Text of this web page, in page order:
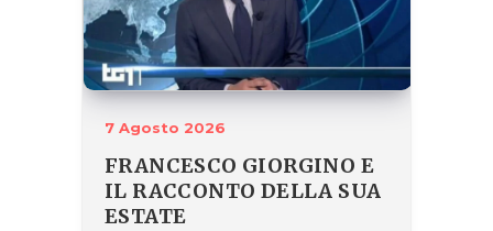
7 Agosto 2026
FRANCESCO GIORGINO E
IL RACCONTO DELLA SUA
ESTATE